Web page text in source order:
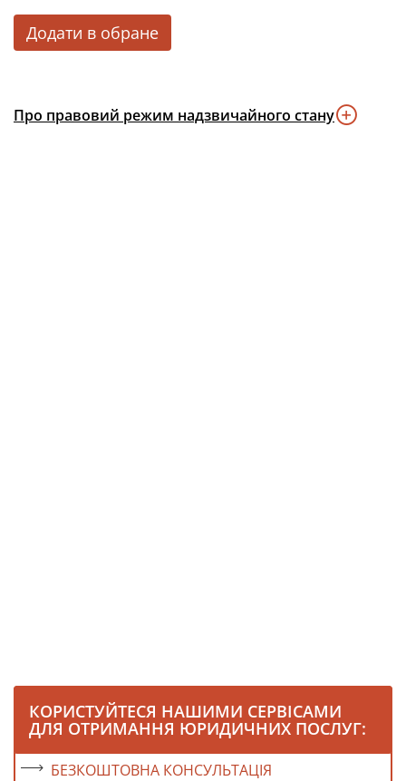
Додати в обране
Про правовий режим надзвичайного стану
КОРИСТУЙТЕСЯ НАШИМИ СЕРВІСАМИ
ДЛЯ ОТРИМАННЯ ЮРИДИЧНИХ ПОСЛУГ:
БЕЗКОШТОВНА КОНСУЛЬТАЦІЯ